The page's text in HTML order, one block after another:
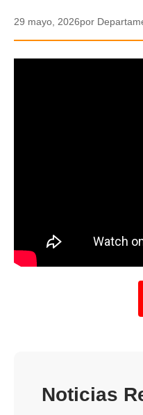
POLICIAL
29 mayo, 2026por
Noticias